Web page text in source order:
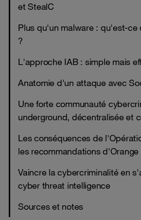
et StealC
Plus qu'un malware : qu'est-ce
?
L'approche IAB : simple mais
Anatomie d'un attaque avec
Une forte communauté
underground, décentralisée et
Les conséquences de
les recommandations
Vaincre la cybercriminalité en
cyber threat intelligence
Sources et notes